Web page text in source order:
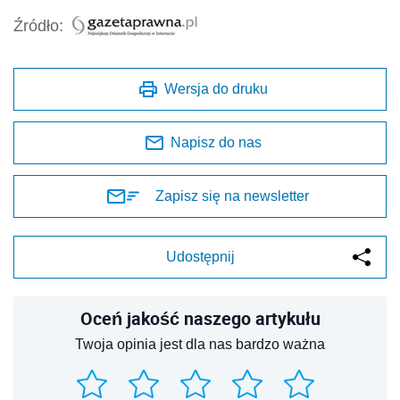
Źródło:
Wersja do druku
Napisz do nas
Zapisz się na newsletter
Udostępnij
Oceń jakość naszego artykułu
Twoja opinia jest dla nas bardzo ważna